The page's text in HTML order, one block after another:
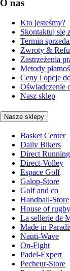
O nas
Kto jesteśmy?
Skontaktuj się
Termin
Zwroty &
Zastrzeżenia
Metody
Ceny i opcje
Oświadczenie
Nasz sklep
Nasze sklepy
Basket Center
Daily Bikers
Direct Running
Direct-Volley
Espace Golf
Galop-Store
Golf and co
Handball-Store
House of rugby
La sellerie de
Made in
Nauti-Wave
On-Fight
Padel-Expert
Pecheur-Store